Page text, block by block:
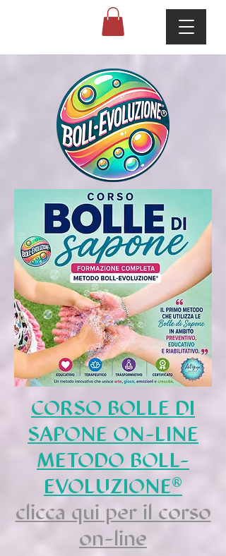
CORSO BOLLE DI
SAPONE ON-LINE
METODO BOLL-
EVOLUZIONE®
clicca qui per il corso
on-line